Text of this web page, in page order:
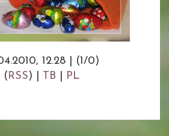
12.28
(1/0)
( RSS) | TB PL